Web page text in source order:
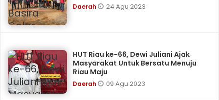
Daerah 24 Agu 2023
HUT Riau ke-66, Dewi Juliani Ajak
Masyarakat Untuk Bersatu Menuju
Riau Maju
Daerah 09 Agu 2023